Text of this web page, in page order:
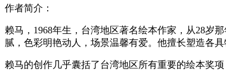
作者简介：
赖马，1968年生，台湾地区著名绘本作家，从28岁
腻，色彩明艳动人，场景温馨有爱。他擅长塑造各
赖马的创作几乎囊括了台湾地区所有重要的绘本奖